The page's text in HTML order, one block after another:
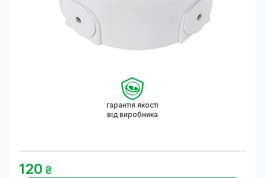
гарантія якості
від виробника
120 ₴